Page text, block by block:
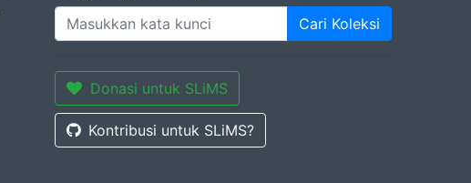
Cari Koleksi
Donasi untuk SLiMS
Kontribusi untuk SLiMS?